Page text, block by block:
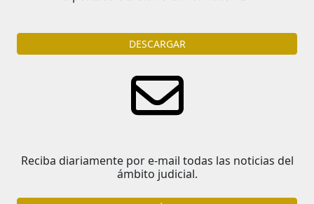
DESCARGAR
Reciba diariamente por e-mail todas las noticias del
ámbito judicial.